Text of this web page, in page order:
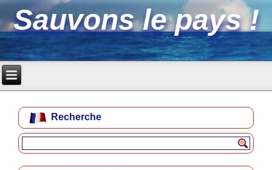
Sauvons le pays !
Recherche